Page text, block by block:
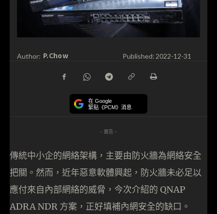
Author: P.Chow Published: 2022-12-31
在 Google
緊貼《PCM》消息
- 廣告 -
傳統中小企的網絡架構，主要由防火牆為網絡安全
把關。然而，近年惡意軟體興起，防火牆未必足以
應付來自內部網絡的威脅，今次介紹的 QNAP
ADRA NDR 方案，正好填補內網安全的缺口。